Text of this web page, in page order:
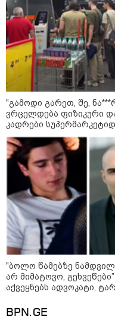
კატეგორიის
მკითხველის რჩევით
"გამოდი გარეთ, შე,
ვრცელდება ფიზიკური
კადრები
"ბოლო წამებზე
არ მიმატოვო,
აქვეყნებს ადვოკატი,
BPN.GE